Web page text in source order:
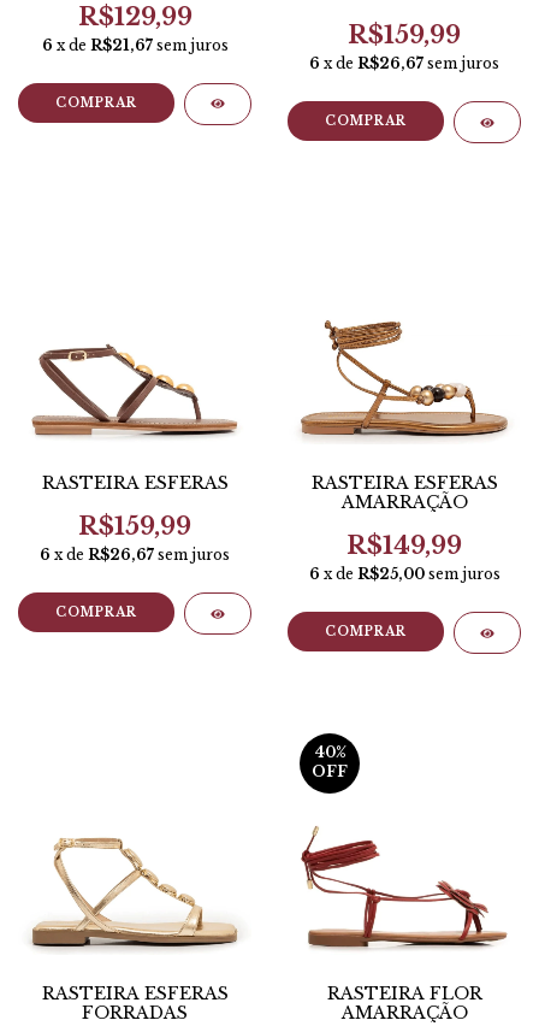
R$129,99
6 x de R$21,67 sem juros
COMPRAR
R$159,99
6 x de R$26,67 sem juros
COMPRAR
RASTEIRA ESFERAS
R$159,99
6 x de R$26,67 sem juros
COMPRAR
RASTEIRA ESFERAS
AMARRAÇÃO
R$149,99
6 x de R$25,00 sem juros
COMPRAR
RASTEIRA ESFERAS
FORRADAS
40%
OFF
RASTEIRA FLOR
AMARRAÇÃO